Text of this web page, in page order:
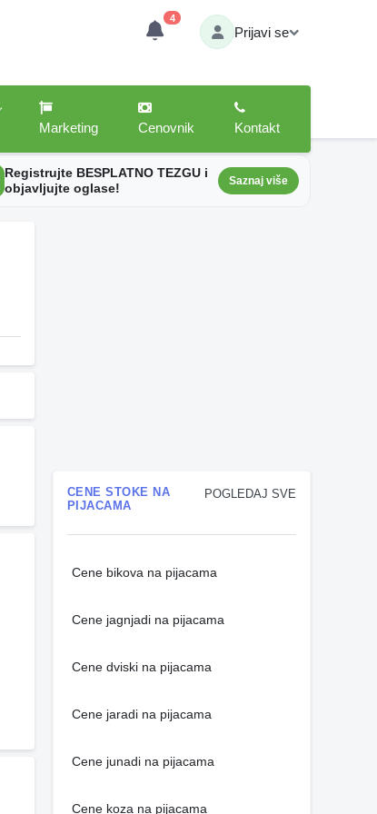
4
Prijavi se
Marketing
Cenovnik Kontakt
Registrujte BESPLATNO TEZGU i
objavljujte oglase!
Saznaj više
POGLEDAJ SVE
CENE STOKE NA
PIJACAMA
Cene bikova na pijacama
Cene jagnjadi na pijacama
Cene dviski na pijacama
Cene jaradi na pijacama
Cene junadi na pijacama
Cene koza na pijacama